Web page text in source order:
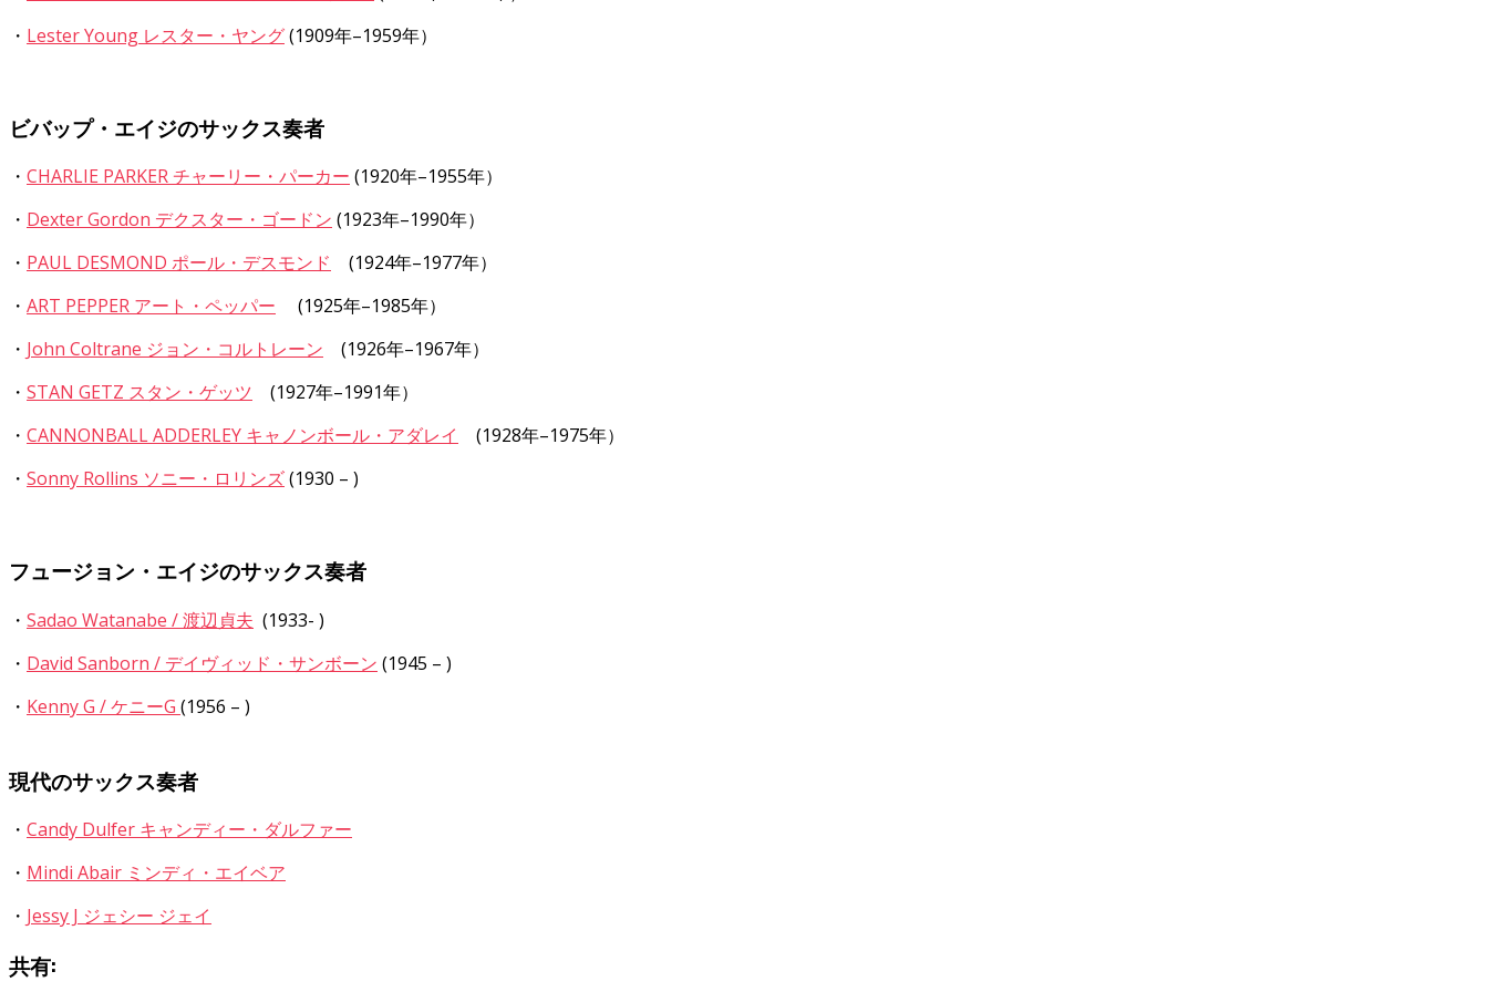
・ Lester Young レスター・ヤング(1909年–1959年）
ビバップ・エイジのサックス奏者
・ CHARLIE PARKER チャーリー・パーカー (1920年–1955年）
・ Dexter Gordon デクスター・ゴードン (1923年–1990年）
・ PAUL DESMOND ポール・デスモンド (1924年–1977年）
・ ART PEPPER アート・ペッパー (1925年–1985年）
・ John Coltrane ジョン・コルトレーン (1926年–1967年）
・ STAN GETZ スタン・ゲッツ (1927年–1991年）
・ CANNONBALL ADDERLEY キャノンボール・アダレイ
(1928年–1975年）
・ Sonny Rollins ソニー・ロリンズ(1930 – )
フュージョン・エイジのサックス奏者
・ Sadao Watanabe / 渡辺貞夫 (1933- )
・ David Sanborn / デイヴィッド・サンボーン (1945 – )
・ Kenny G / ケニーG (1956 – )
現代のサックス奏者
・ Candy Dulfer キャンディー・ダルファー
・ Mindi Abair ミンディ・エイベア
・ Jessy J ジェシー ジェイ
共有: